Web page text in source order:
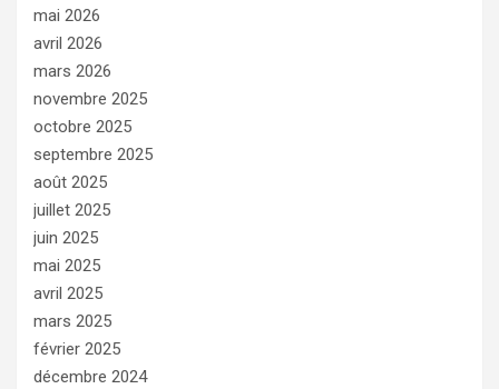
mai 2026
avril 2026
mars 2026
novembre 2025
octobre 2025
septembre 2025
août 2025
juillet 2025
juin 2025
mai 2025
avril 2025
mars 2025
février 2025
décembre 2024